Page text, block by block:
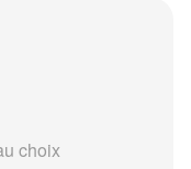
choix